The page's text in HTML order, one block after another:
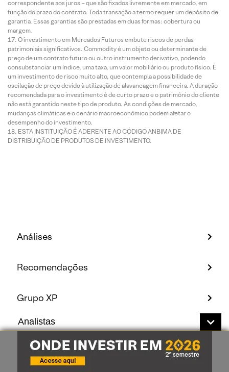
correspondente aos juros – que são fixados livremente em mercado, em
função do prazo do contrato. Toda transação a termo requer um depósito de
garantia. Essas garantias são prestadas em duas formas: cobertura ou
margem.
O investimento em Mercados Futuros embute riscos de perdas
patrimoniais significativos. Commodity é um objeto ou determinante de
preço de um contrato futuro ou outro instrumento derivativo, podendo
consubstanciar um índice, uma taxa, um valor mobiliário ou produto físico. É
um investimento de risco muito alto, que contempla a possibilidade de
oscilação de preço devido à utilização de alavancagem financeira. A duração
recomendada para o investimento é de curto prazo e o patrimônio do cliente
não está garantido neste tipo de produto. As condições de mercado,
mudanças climáticas e o cenário macroeconômico podem afetar o
desempenho do investimento.
ESTA INSTITUIÇÃO É ADERENTE AO CÓDIGO ANBIMA DE
DISTRIBUIÇÃO DE PRODUTOS DE INVESTIMENTO.
Análises
Recomendações
Grupo XP
Analistas
Conheça nossos analistas